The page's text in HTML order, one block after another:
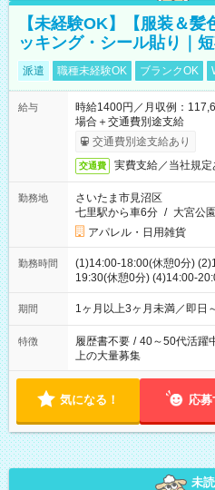
【未経験OK】【服装＆
ッキング・シール貼り｜
派遣 職種未経験OK ブランクOK
給与
時給1400円／月収例：
場合＋交通費別途支給
交通費別途支給あり
交通費 実費支給／当社規定
勤務地
さいたま市見沼区
七里駅から車6分 / 大宮公
アパレル・日用雑貨
勤務時間
(1)14:00-18:00(休憩0分)
19:30(休憩0分) (4)14:00-
ます
期間 1ヶ月以上3ヶ月未満／即日
特徴 履歴書不要 / 40～50代活躍
上の大量募集
気になる！ 応募
未読